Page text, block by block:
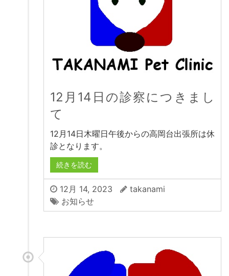
12月14日の診察につきまし
て
12月14日木曜日午後からの高岡台出張所は休
診となります。
続きを読む
12月 14, 2023
takanami
お知らせ